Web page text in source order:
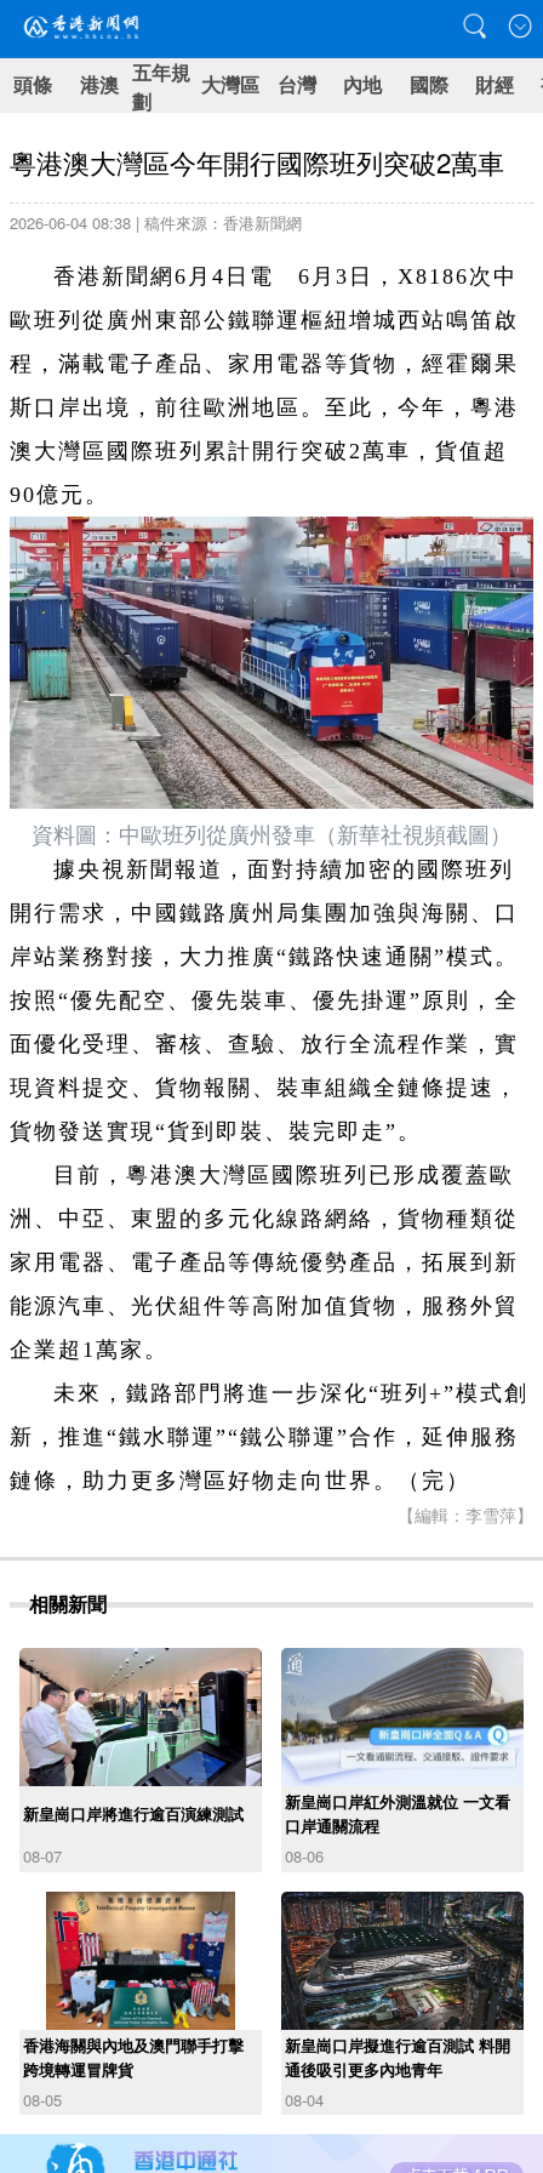
頭條 港澳 五年規
劃
大灣區 台灣 內地 國際 財經
粵港澳大灣區今年開行國際班列突破2萬車
2026-06-04 08:38 | 稿件來源：香港新聞網
香港新聞網6月4日電 6月3日，X8186次中
歐班列從廣州東部公鐵聯運樞紐增城西站鳴笛啟
程，滿載電子產品、家用電器等貨物，經霍爾果
斯口岸出境，前往歐洲地區。至此，今年，粵港
澳大灣區國際班列累計開行突破2萬車，貨值超
90億元。
資料圖：中歐班列從廣州發車（新華社視頻截圖）
據央視新聞報道，面對持續加密的國際班列
開行需求， 中國鐵路廣州局集團 加強與海關、口
岸站業務對接，大力推廣“鐵路快速通關”模式。
按照“優先配空、優先裝車、優先掛運”原則，全
面優化受理、審核、查驗、放行全流程作業，實
現資料提交、貨物報關、裝車組織全鏈條提速，
貨物發送實現“貨到即裝、裝完即走”。
目前，粵港澳大灣區國際班列已形成覆蓋歐
洲、中亞、東盟的多元化線路網絡，貨物種類從
家用電器、電子產品等傳統優勢產品，拓展到新
能源汽車、光伏組件等高附加值貨物，服務外貿
企業超1萬家。
未來，鐵路部門將進一步深化“班列+”模式創
新，推進“鐵水聯運”“鐵公聯運”合作，延伸服務
鏈條，助力更多灣區好物走向世界。（完）
【編輯：李雪萍】
相關新聞
新皇崗口岸將進行逾百演練測試
08-07
新皇崗口岸紅外測溫就位 一文看
口岸通關流程
08-06
香港海關與內地及澳門聯手打擊
跨境轉運冒牌貨
08-05
新皇崗口岸擬進行逾百測試 料開
通後吸引更多內地青年
08-04